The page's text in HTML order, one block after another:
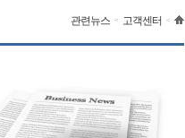
관련뉴스 < 고객센터 <